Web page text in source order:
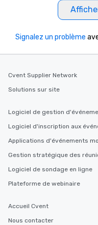
Signalez un problème
Cvent Supplier Network
Solutions sur site
Logiciel de gestion
Logiciel d'inscription aux
Applications d'événements
Gestion stratégique des
Logiciel de sondage en ligne
Plateforme de webinaire
Accueil Cvent
Nous contacter